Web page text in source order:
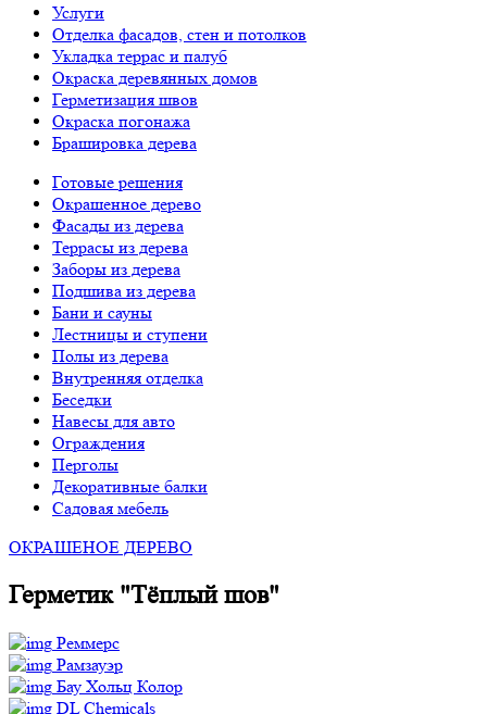
Услуги
Отделка фасадов, стен и потолков
Укладка террас и палуб
Окраска деревянных домов
Герметизация швов
Окраска погонажа
Брашировка дерева
Готовые решения
Окрашенное дерево
Фасады из дерева
Террасы из дерева
Заборы из дерева
Подшива из дерева
Бани и сауны
Лестницы и ступени
Полы из дерева
Внутренняя отделка
Беседки
Навесы для авто
Ограждения
Перголы
Декоративные балки
Садовая мебель
ОКРАШЕНОЕ ДЕРЕВО
Герметик "Тёплый шов"
Реммерс
Рамзауэр
Бау Хольц Колор
DL Chemicals